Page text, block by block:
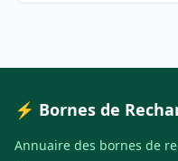
⚡ Bornes de
Annuaire des bornes de